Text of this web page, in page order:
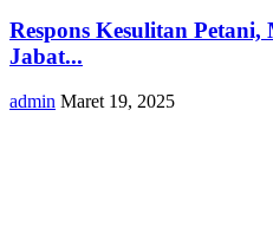
Respons Kesulitan
Jabat...
admin Maret 19, 2025